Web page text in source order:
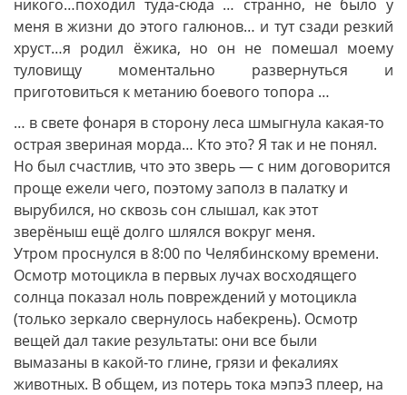
никого…походил туда-сюда … странно, не было у
меня в жизни до этого галюнов… и тут сзади резкий
хруст…я родил ёжика, но он не помешал моему
туловищу моментально развернуться и
приготовиться к метанию боевого топора …
… в свете фонаря в сторону леса шмыгнула какая-то
острая звериная морда… Кто это? Я так и не понял.
Но был счастлив, что это зверь — с ним договорится
проще ежели чего, поэтому заполз в палатку и
вырубился, но сквозь сон слышал, как этот
зверёныш ещё долго шлялся вокруг меня.
Утром проснулся в 8:00 по Челябинскому времени.
Осмотр мотоцикла в первых лучах восходящего
солнца показал ноль повреждений у мотоцикла
(только зеркало свернулось набекрень). Осмотр
вещей дал такие результаты: они все были
вымазаны в какой-то глине, грязи и фекалиях
животных. В общем, из потерь тока мэпэ3 плеер, на